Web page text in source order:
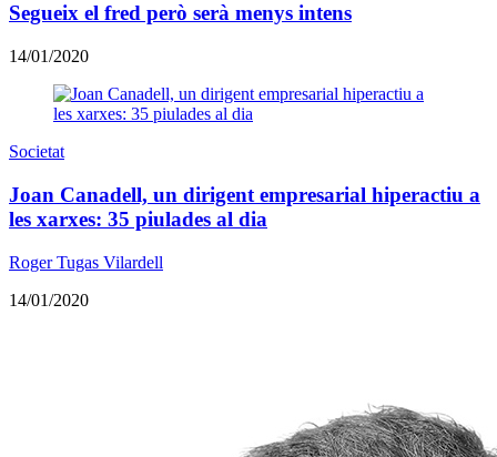
Segueix el fred però serà menys intens
14/01/2020
Societat
Joan Canadell, un dirigent empresarial hiperactiu a
les xarxes: 35 piulades al dia
Roger Tugas Vilardell
14/01/2020